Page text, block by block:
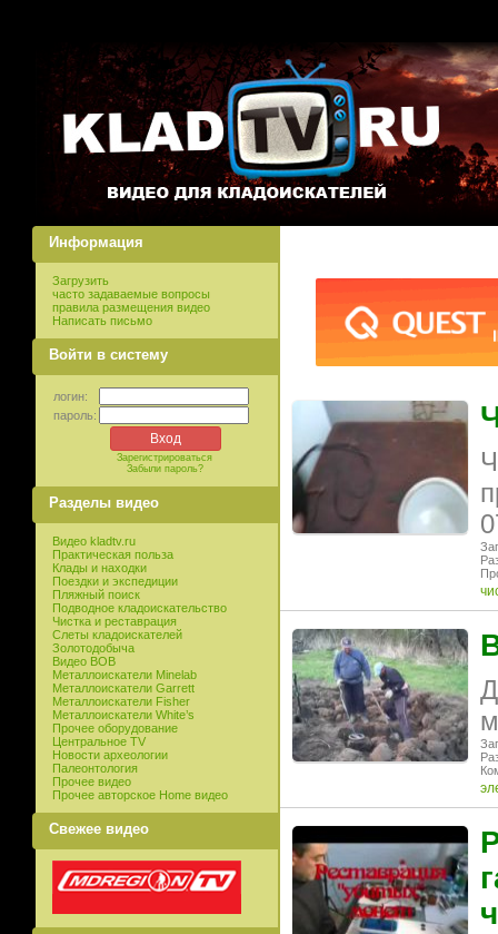
Информация
Загрузить
часто задаваемые вопросы
правила размещения видео
Написать письмо
Войти в систему
логин:
пароль:
Зарегистрироваться
Забыли пароль?
Разделы видео
Видео kladtv.ru
Практическая польза
Клады и находки
Поездки и экспедиции
Пляжный поиск
Подводное кладоискательство
Чистка и реставрация
Слеты кладоискателей
Золотодобыча
Видео ВОВ
Металлоискатели Minelab
Металлоискатели Garrett
Металлоискатели Fisher
Металлоискатели White’s
Прочее оборудование
Центральное TV
Новости археологии
Палеонтология
Прочее видео
Прочее авторское Home видео
Свежее видео